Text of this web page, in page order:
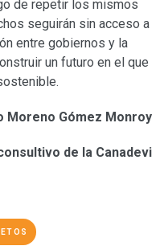
de repetir los mismos
seguirán sin acceso a
entre gobiernos y la
un futuro en el que
Moreno Gómez Monroy
de la Canadevi